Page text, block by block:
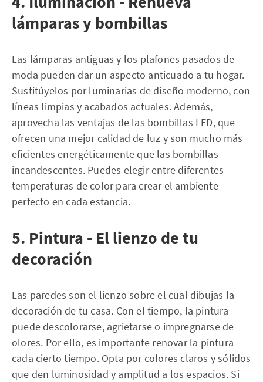
lámparas y bombillas
Las lámparas antiguas y los plafones pasados de
moda pueden dar un aspecto anticuado a tu hogar.
Sustitúyelos por luminarias de diseño moderno, con
líneas limpias y acabados actuales. Además,
aprovecha las ventajas de las bombillas LED, que
ofrecen una mejor calidad de luz y son mucho más
eficientes energéticamente que las bombillas
incandescentes. Puedes elegir entre diferentes
temperaturas de color para crear el ambiente
perfecto en cada estancia.
5. Pintura - El lienzo de tu
decoración
Las paredes son el lienzo sobre el cual dibujas la
decoración de tu casa. Con el tiempo, la pintura
puede descolorarse, agrietarse o impregnarse de
olores. Por ello, es importante renovar la pintura
cada cierto tiempo. Opta por colores claros y sólidos
que den luminosidad y amplitud a los espacios. Si